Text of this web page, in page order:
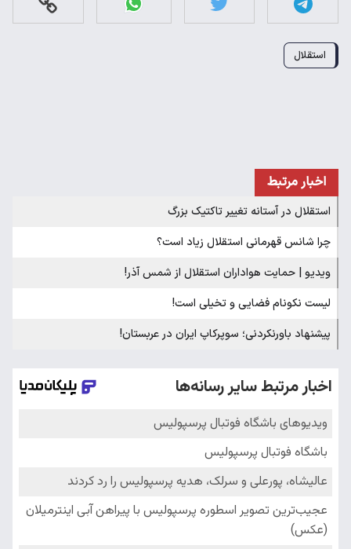
استقلال
اخبار مرتبط
استقلال در آستانه تغییر تاکتیک بزرگ
چرا شانس قهرمانی استقلال زیاد است؟
ویدیو | حمایت هواداران استقلال از شمس آذر!
لیست نکونام فضایی و تخیلی است!
پیشنهاد باورنکردنی؛ سوپرکاپ ایران در عربستان!